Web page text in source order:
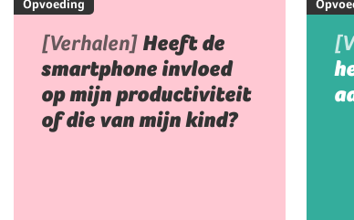
Opvoeding
[Verhalen] Heeft de
smartphone invloed
op mijn productiviteit
of die van mijn kind?